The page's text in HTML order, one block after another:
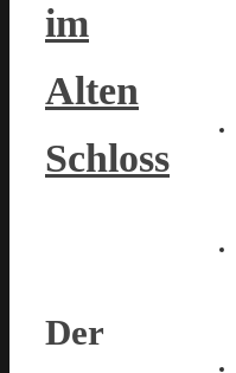
im
Alten
Schloss
Der